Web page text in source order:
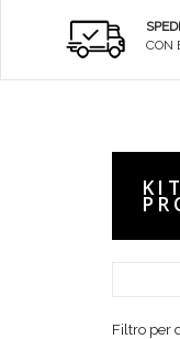
CON
KIT
Filtro per